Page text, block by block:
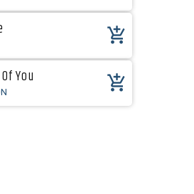
add_shopping_cart
You add_shopping_cart